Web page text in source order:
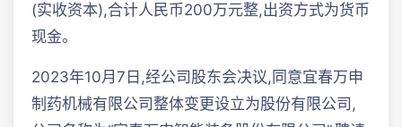
(实收资本),合计人民币200万元整,出资方式为货币
现金。
2023年10月7日,经公司股东会决议,同意宜春万申
制药机械有限公司整体变更设立为股份有限公司,